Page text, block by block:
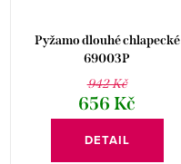
Pyžamo dlouhé chlapecké
69003P
942 Kč
656 Kč
DETAIL